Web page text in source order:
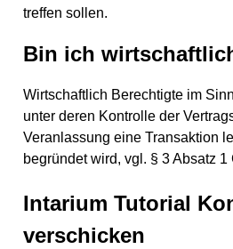
treffen sollen.
Bin ich
Wirtschaftlich Berechtigte im
unter deren Kontrolle der
Veranlassung eine Transaktion
begründet wird, vgl. § 3 Absatz 1
Intarium Tutorial
verschicken